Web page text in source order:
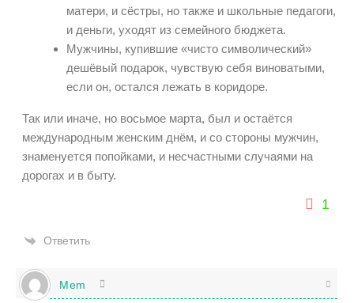
матери, и сёстры, но также и школьные педагоги,
и деньги, уходят из семейного бюджета.
Мужчины, купившие «чисто символический»
дешёвый подарок, чувствую себя виноватыми,
если он, остался лежать в коридоре.
Так или иначе, но восьмое марта, был и остаётся
международным женским днём, и со стороны мужчин,
знаменуется попойками, и несчастными случаями на
дорогах и в быту.
1
Ответить
Mem